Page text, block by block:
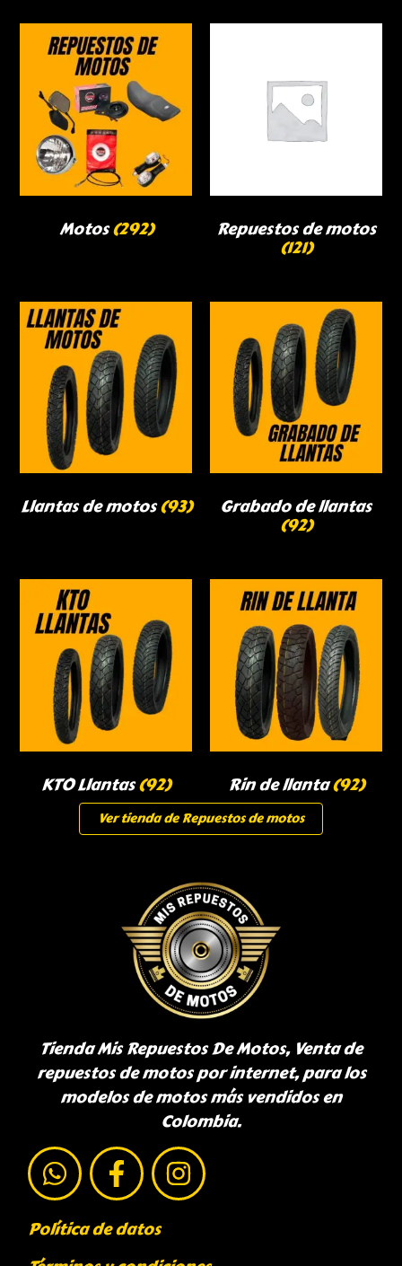
Motos(292) Repuestos de motos
(121)
Llantas de motos(93) Grabado de llantas
(92)
KTO Llantas(92) Rin de llanta(92)
Ver tienda de Repuestos de motos
Tienda Mis Repuestos De Motos, Venta de
repuestos de motos por internet, para los
modelos de motos más vendidos en
Colombia.
Política de datos